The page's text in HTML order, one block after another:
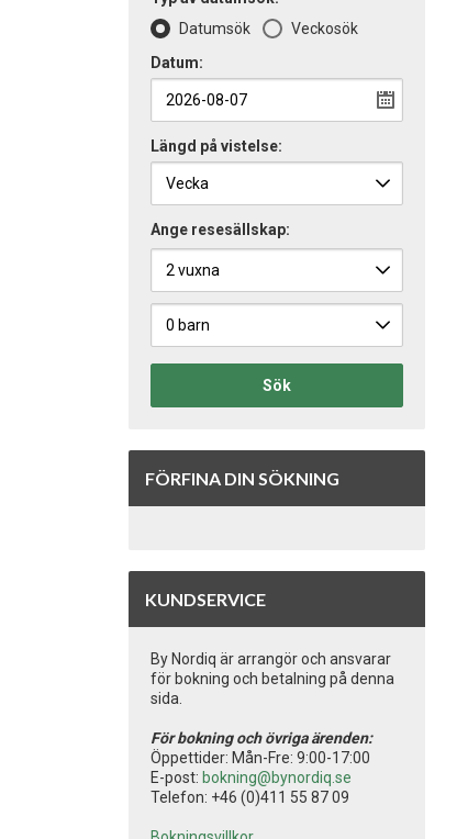
Datumsök
Veckosök
Datum:
Längd på vistelse:
Ange resesällskap:
Sök
FÖRFINA DIN SÖKNING
KUNDSERVICE
By Nordiq är arrangör och ansvarar
för bokning och betalning på denna
sida.
För bokning och övriga ärenden:
Öppettider: Mån-Fre: 9:00-17:00
E-post: bokning@bynordiq.se
Telefon: +46 (0)411 55 87 09